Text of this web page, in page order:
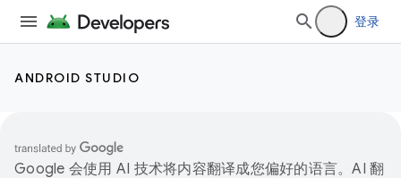
登录
ANDROID STUDIO
Google 会使用 AI 技术将内容翻译成您偏好的语言。AI 翻